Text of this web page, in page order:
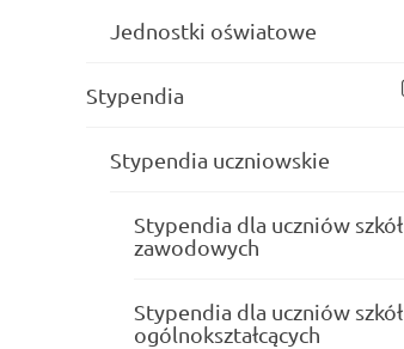
Jednostki oświatowe
Stypendia
Stypendia uczniowskie
Stypendia dla uczniów szkół
zawodowych
Stypendia dla uczniów szkół
ogólnokształcących